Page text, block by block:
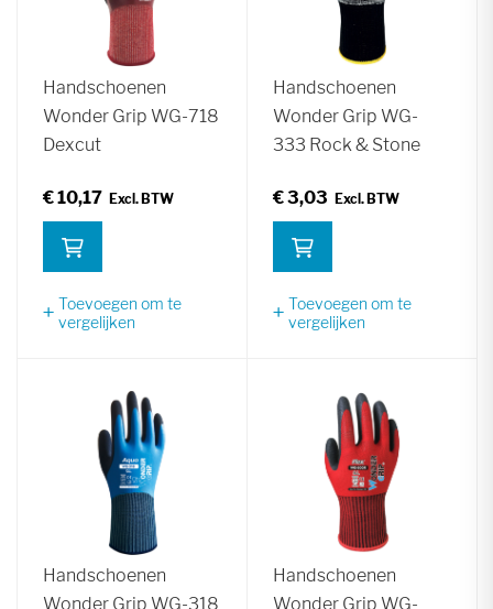
Handschoenen
Wonder Grip WG-718
Dexcut
€ 10,17
Toevoegen om te
vergelijken
Handschoenen
Wonder Grip WG-
333 Rock & Stone
€ 3,03
Toevoegen om te
vergelijken
Handschoenen
Wonder Grip WG-318
Handschoenen
Wonder Grip WG-